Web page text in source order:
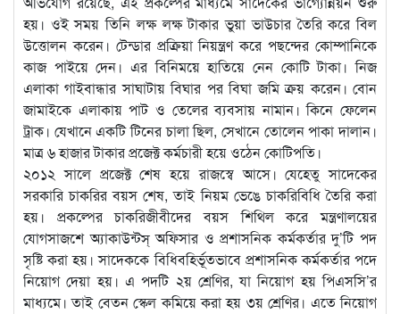
হয়। ওই সময় তিনি লক্ষ লক্ষ টাকার ভুয়া ভাউচার তৈরি করে বিল
উত্তোলন করেন। টেন্ডার প্রক্রিয়া নিয়ন্ত্রণ করে পছন্দের কোম্পানিকে
কাজ পাইয়ে দেন। এর বিনিময়ে হাতিয়ে নেন কোটি টাকা। নিজ
এলাকা গাইবান্ধার সাঘাটায় বিঘার পর বিঘা জমি ক্রয় করেন। বোন
জামাইকে এলাকায় পাট ও তেলের ব্যবসায় নামান। কিনে ফেলেন
ট্রাক। যেখানে একটি টিনের চালা ছিল, সেখানে তোলেন পাকা দালান।
মাত্র ৬ হাজার টাকার প্রজেক্ট কর্মচারী হয়ে ওঠেন কোটিপতি।
২০১২ সালে প্রজেক্ট শেষ হয়ে রাজস্বে আসে। যেহেতু সাদেকের
সরকারি চাকরির বয়স শেষ, তাই নিয়ম ভেঙে চাকরিবিধি তৈরি করা
হয়। প্রকল্পের চাকরিজীবীদের বয়স শিথিল করে মন্ত্রণালয়ের
যোগসাজশে অ্যাকাউন্টস্‌ অফিসার ও প্রশাসনিক কর্মকর্তার দু’টি পদ
সৃষ্টি করা হয়। সাদেককে বিধিবহির্ভূতভাবে প্রশাসনিক কর্মকর্তার পদে
নিয়োগ দেয়া হয়। এ পদটি ২য় শ্রেণির, যা নিয়োগ হয় পিএসসি’র
মাধ্যমে। তাই বেতন স্কেল কমিয়ে করা হয় ৩য় শ্রেণির। এতে নিয়োগ